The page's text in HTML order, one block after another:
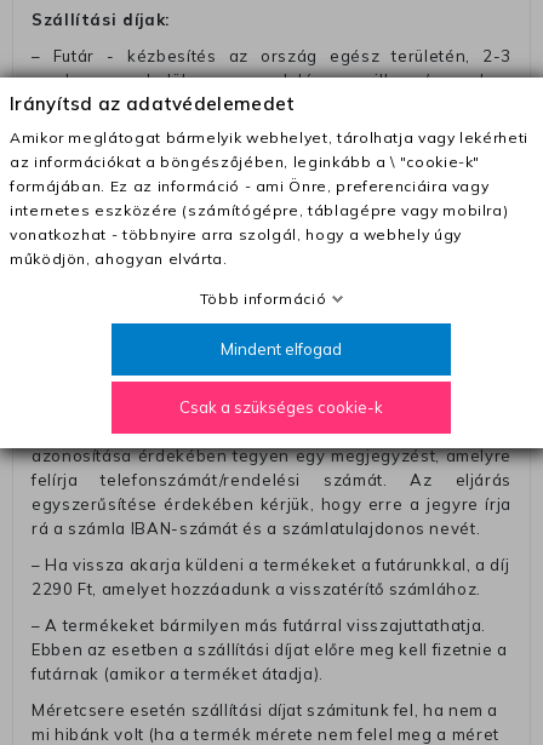
Szállítási díjak:
– Futár - kézbesítés az ország egész területén, 2-3
munkanapon belül a megrendelés e-mailben / sms-ben
történő megerősítésétől számítva
– Szállítás 1700 Ft (+400 Ft utánvéttel)
– Ingyenes szállítás 31600 Ft feletti megrendeléseknél
(+400 Ft utánvétte)
– A kapott termék cseréjéért 3780 Ft szállítási díjat
számolunk fel (oda -vissza út)
Öntől a terméket/termékeket, vagy más futárral is
elküldheti. Olyan utávéttel küldött csomagot, melyne
értéke eltér 0 FT-tól, nem fogadunk el. A futárnak átadott
csomagba kérjük, hogy a visszaküldés könnyebb
azonosítása érdekében tegyen egy megjegyzést, amelyre
felírja telefonszámát/rendelési számát. Az eljárás
egyszerűsítése érdekében kérjük, hogy erre a jegyre írja
rá a számla IBAN-számát és a számlatulajdonos nevét.
– Ha vissza akarja küldeni a termékeket a futárunkkal, a díj
2290 Ft, amelyet hozzáadunk a visszatérítő számlához.
– A termékeket bármilyen más futárral visszajuttathatja.
Ebben az esetben a szállítási díjat előre meg kell fizetnie a
futárnak (amikor a terméket átadja).
Méretcsere esetén szállítási díjat számitunk fel, ha nem a
mi hibánk volt (ha a termék mérete nem felel meg a méret
Irányítsd az adatvédelemedet
Amikor meglátogat bármelyik webhelyet, tárolhatja vagy lekérheti
az információkat a böngészőjében, leginkább a \ "cookie-k"
formájában. Ez az információ - ami Önre, preferenciáira vagy
internetes eszközére (számítógépre, táblagépre vagy mobilra)
vonatkozhat - többnyire arra szolgál, hogy a webhely úgy
működjön, ahogyan elvárta.
Több információ
Mindent elfogad
Csak a szükséges cookie-k